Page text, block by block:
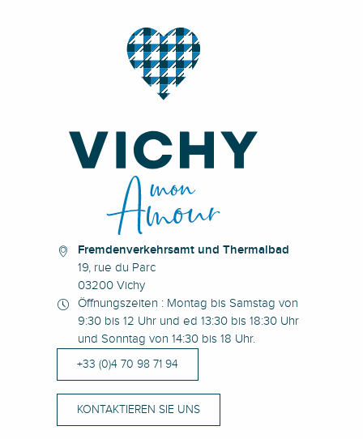
Fremdenverkehrsamt und Thermalbad
19, rue du Parc
03200 Vichy
Öffnungszeiten : Montag bis Samstag von
9:30 bis 12 Uhr und ed 13:30 bis 18:30 Uhr
und Sonntag von 14:30 bis 18 Uhr.
+33 (0)4 70 98 71 94
KONTAKTIEREN SIE UNS